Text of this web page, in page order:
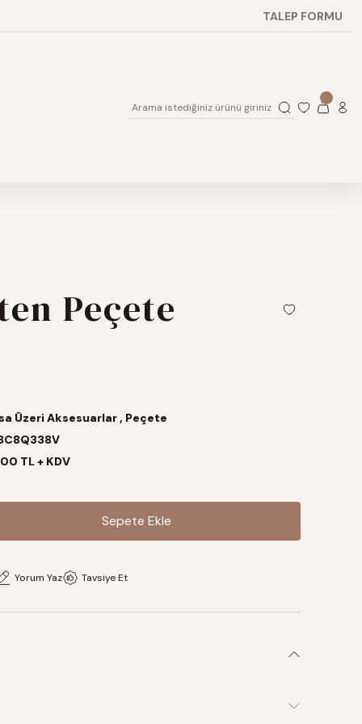
TALEP FORMU
Peçete
Üzeri Aksesuarlar, Peçete
TL + KDV
Sepete Ekle
Sepete Ekle
Yorum Yaz Tavsiye Et